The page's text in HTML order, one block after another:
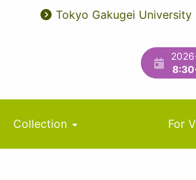
User
ユ
ィ
リ
テ
Tokyo Gakugei University
Collection For